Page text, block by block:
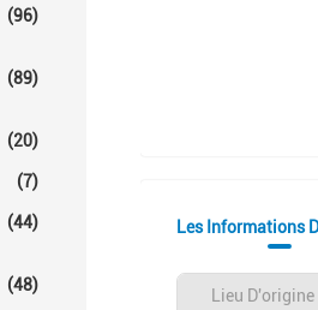
(96)
(89)
(20)
(7)
(44)
(48)
Les Informations
Lieu D'origine